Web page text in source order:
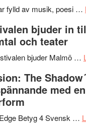
fylld av musik, poesi …
bjuder in
och teater
bjuder Malmö …
The
med
Betyg 4 Svensk …